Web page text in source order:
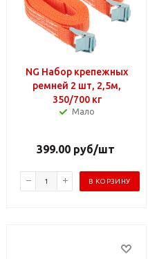
NG Набор крепежных
ремней 2 шт, 2,5м,
350/700 кг
Мало
399.00руб/шт
В КОРЗИНУ